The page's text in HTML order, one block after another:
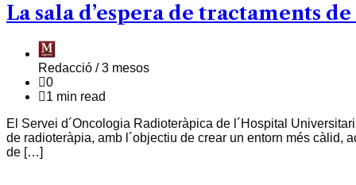
La sala d’espera de tractaments
Redacció /3 mesos
0
1 min read
El Servei d´Oncologia Radioteràpica de l´Hospital
de radioteràpia, amb l´objectiu de crear un entorn més càlid,
de […]